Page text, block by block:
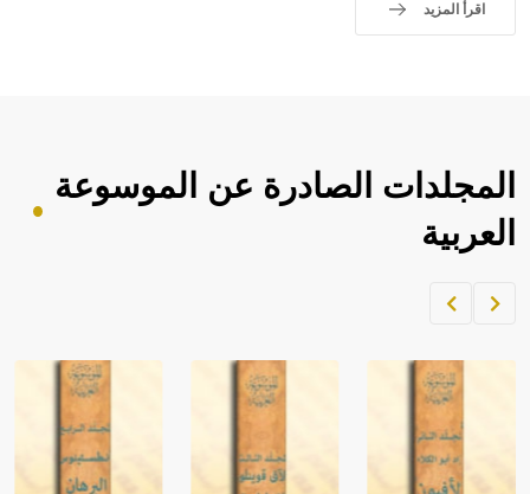
اقرأ المزيد
المجلدات الصادرة عن الموسوعة
العربية